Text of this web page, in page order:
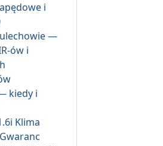
i
—
ów i
kiedy i
Klima